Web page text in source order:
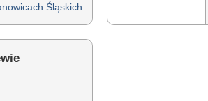
Śląskich